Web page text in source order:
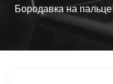
Бородавка на